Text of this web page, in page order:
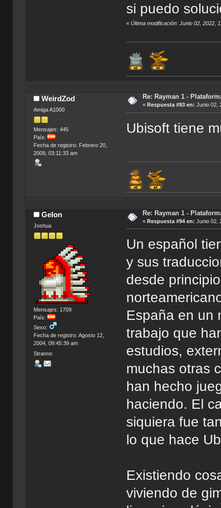
si puedo
«Última modificación: Junio 02, 2022,
WeirdZod
Amiga A1000
Mensajes: 445
País:
Fecha de registro: Febrero 20,
2009, 03:11:33 am
Re: Rayman 1 -
« Respuesta #93 en: Junio 02,
Ubisoft tiene
Gelon
Joshua
Mensajes: 1709
País:
Sexo:
Fecha de registro: Agosto 12,
2004, 09:45:39 am
Stranno
Re: Rayman 1 -
« Respuesta #94 en: Junio 02,
Un español
y sus
desde
España en un
trabajo que
estudios,
muchas otras
han hecho
haciendo. El
siquiera fue
lo que hace
Existiendo
viviendo de